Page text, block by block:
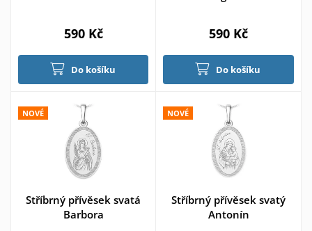
590 Kč
Do košíku
590 Kč
Do košíku
NOVÉ
Stříbrný přívěsek svatá
Barbora
NOVÉ
Stříbrný přívěsek svatý
Antonín